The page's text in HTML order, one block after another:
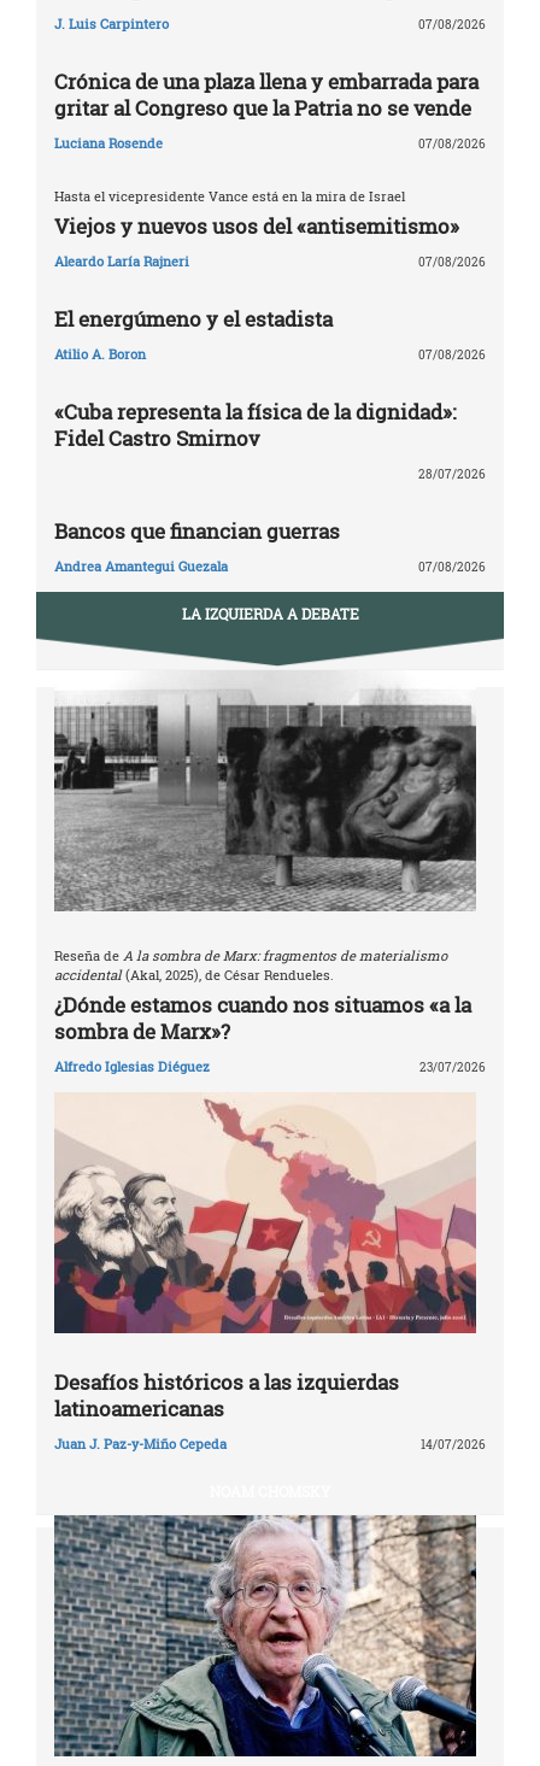
J. Luis Carpintero 07/08/2026
Crónica de una plaza llena y embarrada para
gritar al Congreso que la Patria no se vende
Luciana Rosende 07/08/2026
Hasta el vicepresidente Vance está en la mira de Israel
Viejos y nuevos usos del «antisemitismo»
Aleardo Laría Rajneri 07/08/2026
El energúmeno y el estadista
Atilio A. Boron 07/08/2026
«Cuba representa la física de la dignidad»:
Fidel Castro Smirnov
28/07/2026
Bancos que financian guerras
Andrea Amantegui Guezala 07/08/2026
LA IZQUIERDA A DEBATE
Reseña de A la sombra de Marx: fragmentos de materialismo
accidental(Akal, 2025), de César Rendueles.
¿Dónde estamos cuando nos situamos «a la
sombra de Marx»?
Alfredo Iglesias Diéguez 23/07/2026
Desafíos históricos a las izquierdas
latinoamericanas
Juan J. Paz-y-Miño Cepeda 14/07/2026